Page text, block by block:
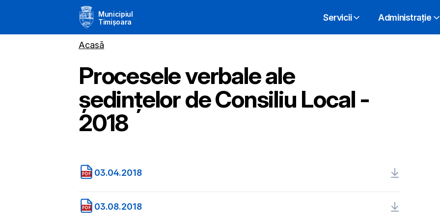
Municipiul
Timișoara
Servicii Administrație
Acasă
Procesele verbale ale
ședințelor de Consiliu Local -
2018
PDF 03.04.2018
PDF 03.08.2018